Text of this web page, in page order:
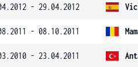
- 29.04.2012
- 08.10.2011
- 23.04.2011